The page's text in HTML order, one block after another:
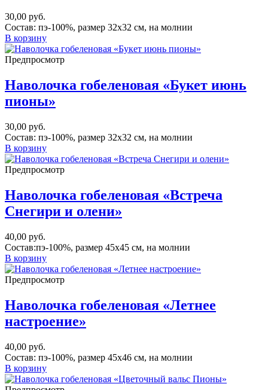
30,00 руб.
Состав: пэ-100%, размер 32х32 см, на молнии
В корзину
Предпросмотр
Наволочка гобеленовая «Букет июнь
пионы»
30,00 руб.
Состав: пэ-100%, размер 32х32 см, на молнии
В корзину
Предпросмотр
Наволочка гобеленовая «Встреча
Снегири и олени»
40,00 руб.
Состав:пэ-100%, размер 45х45 см, на молнии
В корзину
Предпросмотр
Наволочка гобеленовая «Летнее
настроение»
40,00 руб.
Состав: пэ-100%, размер 45х46 см, на молнии
В корзину